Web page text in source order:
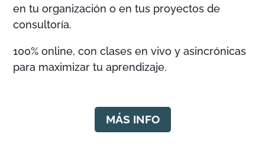
en tu organización o en tus proyectos de
consultoría.
100% online, con clases en vivo y asincrónicas
para maximizar tu aprendizaje.
MÁS INFO